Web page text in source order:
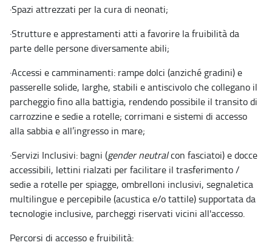
·Spazi attrezzati per la cura di neonati;
·Strutture e apprestamenti atti a favorire la fruibilità da
parte delle persone diversamente abili;
·Accessi e camminamenti: rampe dolci (anziché gradini) e
passerelle solide, larghe, stabili e antiscivolo che collegano il
parcheggio fino alla battigia, rendendo possibile il transito di
carrozzine e sedie a rotelle; corrimani e sistemi di accesso
alla sabbia e all’ingresso in mare;
·Servizi Inclusivi: bagni (gender neutralcon fasciatoi) e docce
accessibili, lettini rialzati per facilitare il trasferimento /
sedie a rotelle per spiagge, ombrelloni inclusivi, segnaletica
multilingue e percepibile (acustica e/o tattile) supportata da
tecnologie inclusive, parcheggi riservati vicini all'accesso.
Percorsi di accesso e fruibilità: